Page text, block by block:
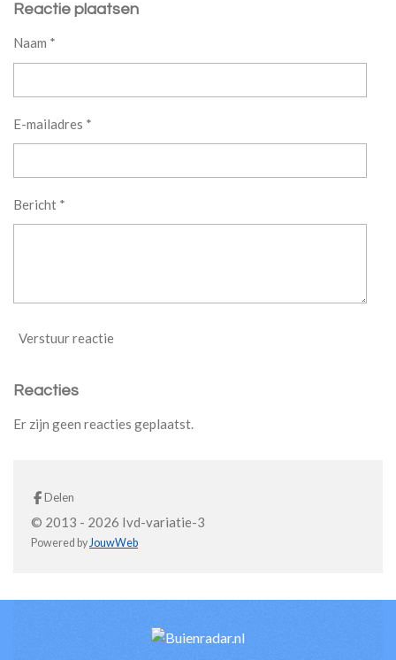
Reactie plaatsen
Naam *
E-mailadres *
Bericht *
Verstuur reactie
Reacties
Er zijn geen reacties geplaatst.
Delen
© 2013 - 2026 Ivd-variatie-3
Powered byJouwWeb